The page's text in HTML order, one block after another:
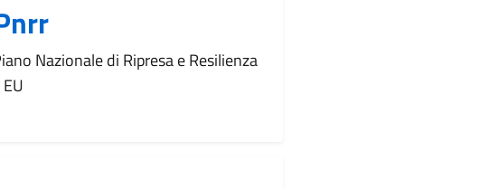
Nazionale di Ripresa e Resilienza